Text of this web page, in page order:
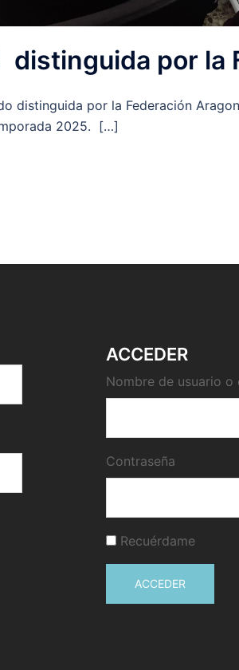
distinguida por la
distinguida por la Federación
2025. […]
ACCEDER
Nombre de usuario
Contraseña
Recuérdame
ACCEDER